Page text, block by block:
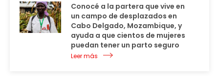
Conocé a la partera que vive en
un campo de desplazados en
Cabo Delgado, Mozambique, y
ayuda a que cientos de mujeres
puedan tener un parto seguro
Leer más